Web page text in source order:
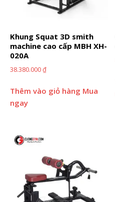
Khung Squat 3D smith
machine cao cấp MBH XH-
020A
38.380.000₫
Thêm vào giỏ hàng Mua
ngay